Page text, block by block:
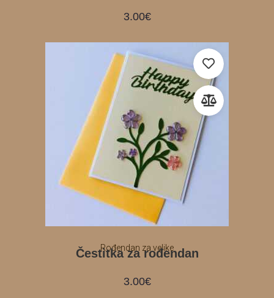
3.00€
Rođendan za velike
Čestitka za rođendan
3.00€